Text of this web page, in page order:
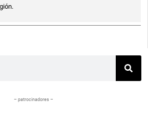
– patrocinadores –